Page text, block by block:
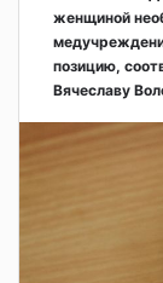
женщиной
позицию,
Вячеславу